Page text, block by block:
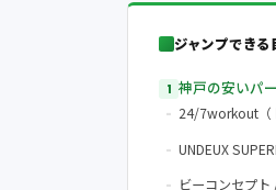
ジャンプできる
神戸の安いパ
24/7workout（
UNDEUX
ビーコンセプ